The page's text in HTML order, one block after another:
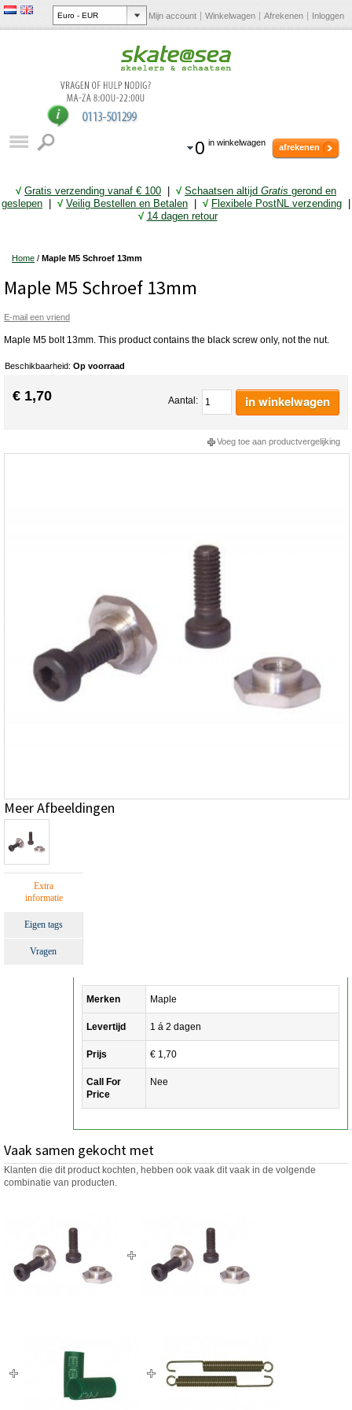
Mijn account Winkelwagen Afrekenen Inloggen
0 in winkelwagen afrekenen
√ Gratis verzending vanaf € 100 √ Schaatsen altijd Gratis gerond en
geslepen
√ Veilig Bestellen en Betalen √ Flexibele PostNL verzending
√ 14 dagen retour
Home / Maple M5 Schroef 13mm
Maple M5 Schroef 13mm
E-mail een vriend
Maple M5 bolt 13mm. This product contains the black screw only, not the nut.
Beschikbaarheid: Op voorraad
€ 1,70 Aantal: in winkelwagen
Voeg toe aan productvergelijking
Meer Afbeeldingen
Extra
informatie
Eigen tags
Vragen
Merken Maple
Levertijd 1 á 2 dagen
Prijs € 1,70
Call For
Price
Nee
Vaak samen gekocht met
Klanten die dit product kochten, hebben ook vaak dit vaak in de volgende
combinatie van producten.